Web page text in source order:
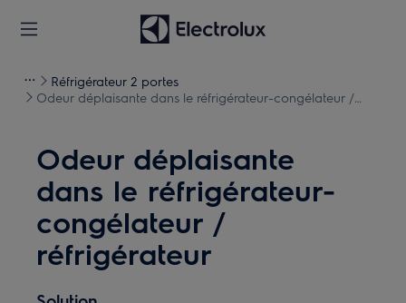
Réfrigérateur 2 portes
Odeur déplaisante dans le réfrigérateur-congélateur /
Odeur déplaisante
dans le réfrigérateur-
congélateur /
réfrigérateur